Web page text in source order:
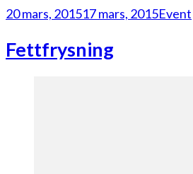
20 mars, 201517 mars, 2015Event
Fettfrysning